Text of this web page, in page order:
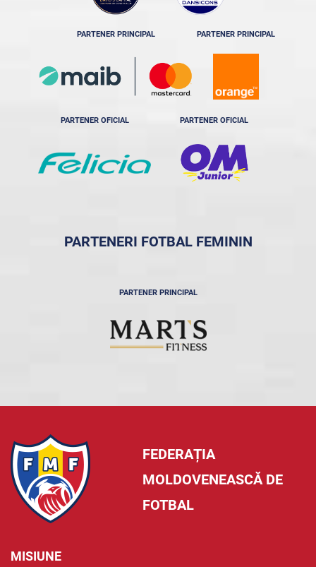
PARTENER PRINCIPAL PARTENER PRINCIPAL
PARTENER OFICIAL PARTENER OFICIAL
PARTENERI FOTBAL FEMININ
PARTENER PRINCIPAL
FEDERAȚIA
MOLDOVENEASCĂ DE
FOTBAL
MISIUNE